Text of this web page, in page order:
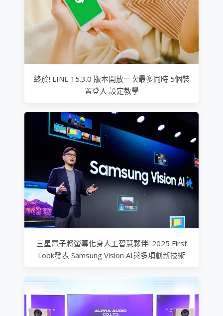
終於! LINE 15.3.0 版本開放一次最多同時 5個裝
置登入 設定教學
三星電子將螢幕化身人工智慧夥伴! 2025 First
Look發表 Samsung Vision AI與多項創新技術